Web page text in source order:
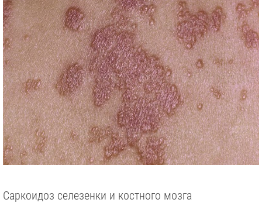
Саркоидоз селезенки и костного мозга